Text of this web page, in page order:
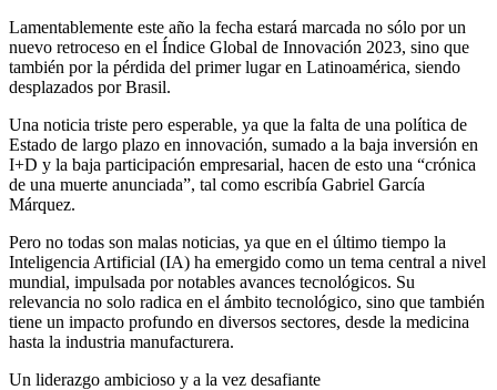
Lamentablemente este año la fecha estará marcada no sólo por un
nuevo retroceso en el Índice Global de Innovación 2023, sino que
también por la pérdida del primer lugar en Latinoamérica, siendo
desplazados por Brasil.
Una noticia triste pero esperable, ya que la falta de una política de
Estado de largo plazo en innovación, sumado a la baja inversión en
I+D y la baja participación empresarial, hacen de esto una “crónica
de una muerte anunciada”, tal como escribía Gabriel García
Márquez.
Pero no todas son malas noticias, ya que en el último tiempo la
Inteligencia Artificial (IA) ha emergido como un tema central a nivel
mundial, impulsada por notables avances tecnológicos. Su
relevancia no solo radica en el ámbito tecnológico, sino que también
tiene un impacto profundo en diversos sectores, desde la medicina
hasta la industria manufacturera.
Un liderazgo ambicioso y a la vez desafiante